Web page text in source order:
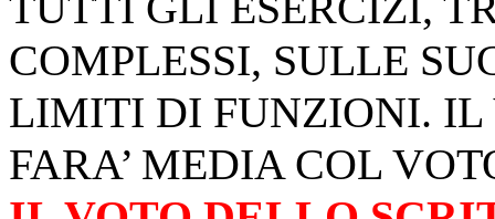
COMPLESSI, SULLE
LIMITI DI FUNZIONI. IL
FARA’ MEDIA COL